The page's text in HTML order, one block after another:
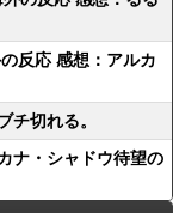
反応 感想：アルカ
チ切れる。
ナ・シャドウ待望の